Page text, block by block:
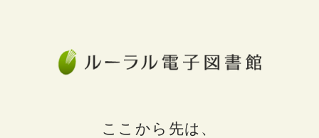
ここから先は、